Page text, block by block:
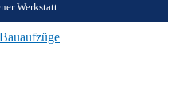
Werkstatt